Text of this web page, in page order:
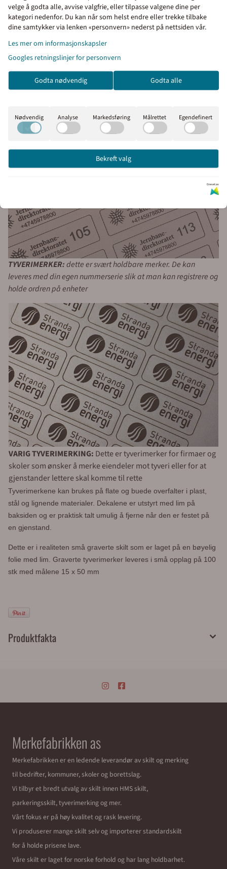
Når man skal merke laptop og nettbrett med navn på eier og et
unikt nummer så kan det være lurt å bestille nummerserie med
tvillinger. Da har man et merke til laptopen og et merke til
tilhørende lader.
Tyverimerker egner seg bra for tyverimerking og merking av
eiendeler som datautstyr, verktøy, maskiner, pc, laptop,
projektorer og annet IT utstyr.
TYVERIMERKER:dette er svært holdbare merker. De kan
leveres med din egen nummerserie slik at man kan registrere og
holde ordren på enheter
VARIG TYVERIMERKING: Dette er tyverimerker for firmaer og
skoler som ønsker å merke eiendeler mot tyveri eller for at
gjenstander lettere skal komme til rette
Tyverimerkene kan brukes på flate og buede overfalter i plast,
stål og lignende materialer. Dekalene er utstyrt med lim på
baksiden og er praktisk talt umulig å fjerne når den er festet på
en gjenstand.
Dette er i realiteten små graverte skilt som er laget på en bøyelig
folie med lim. Graverte tyverimerker leveres i små opplag på 100
stk med målene 15 x 50 mm
Produktfakta
Merkefabrikken as
Merkefabrikken er en ledende leverandør av skilt og merking
til bedrifter, kommuner, skoler og borettslag.
Vi tilbyr et bredt utvalg av skilt innen HMS skilt,
parkeringsskilt, tyverimerking og mer.
Vårt fokus er på høy kvalitet og rask levering.
Vi produserer mange skilt selv og importerer standardskilt
for å holde prisene lave.
Våre skilt er laget for norske forhold og har lang holdbarhet.
Priser inkl. eller ekskl.
mva
I denne butikken kan du
velge om du vil se prisene
med eller uten moms.
velge å godta alle, avvise valgfrie, eller tilpasse valgene dine per
kategori nedenfor. Du kan når som helst endre eller trekke tilbake
dine samtykker via lenken «personvern» nederst på nettsiden vår.
Les mer om informasjonskapsler
Googles retningslinjer for personvern
Godta nødvendig Godta alle
Nødvendig Analyse Markedsføring Målrettet Egendefinert
Bekreft valg
Drevet av